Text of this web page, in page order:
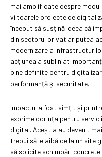
mai amplificate despre
viitoarele proiecte de
început să susțină ideea că
din sectorul privat ar putea
modernizare a
acțiunea a subliniat
bine definite pentru
performanță și securitate.
Impactul a fost simțit și
exprime dorința pentru
digital. Aceștia au devenit
trebui să le aibă de la un site
să solicite schimbări